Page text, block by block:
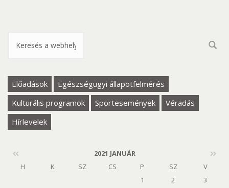
Keresés űrlap
Előadások
Egészségügyi állapotfelmérés
Kulturális programok
Sportesemények
Véradás
Hírlevelek
H K SZ CS P SZ
V
1
2
3
2021 JANUÁR